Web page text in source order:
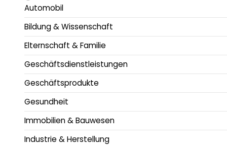
Automobil
Bildung & Wissenschaft
Elternschaft & Familie
Geschäftsdienstleistungen
Geschäftsprodukte
Gesundheit
Immobilien & Bauwesen
Industrie & Herstellung